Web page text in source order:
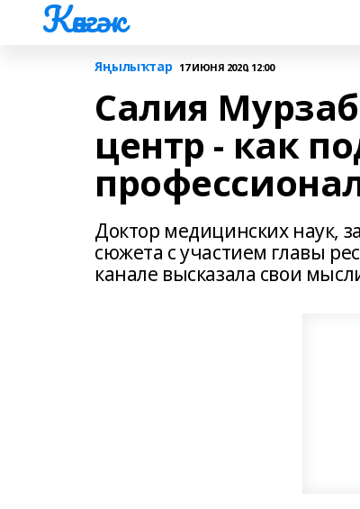
Көнгәк
Яңылыҡтар 17 ИЮНЯ 2020, 12:00
Салия
центр - как
Доктор медицинских наук,
сюжета с участием главы
канале высказала свои